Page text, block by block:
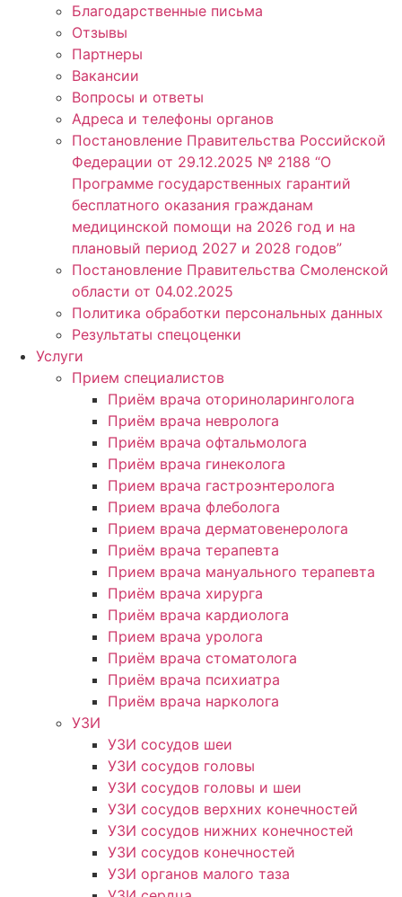
Благодарственные письма
Отзывы
Партнеры
Вакансии
Вопросы и ответы
Адреса и телефоны органов
Постановление Правительства Российской
Федерации от 29.12.2025 № 2188 “О
Программе государственных гарантий
бесплатного оказания гражданам
медицинской помощи на 2026 год и на
плановый период 2027 и 2028 годов”
Постановление Правительства Смоленской
области от 04.02.2025
Политика обработки персональных данных
Результаты спецоценки
Услуги
Прием специалистов
Приём врача оториноларинголога
Приём врача невролога
Приём врача офтальмолога
Приём врача гинеколога
Прием врача гастроэнтеролога
Прием врача флеболога
Прием врача дерматовенеролога
Приём врача терапевта
Прием врача мануального терапевта
Приём врача хирурга
Приём врача кардиолога
Прием врача уролога
Приём врача стоматолога
Приём врача психиатра
Приём врача нарколога
УЗИ
УЗИ сосудов шеи
УЗИ сосудов головы
УЗИ сосудов головы и шеи
УЗИ сосудов верхних конечностей
УЗИ сосудов нижних конечностей
УЗИ сосудов конечностей
УЗИ органов малого таза